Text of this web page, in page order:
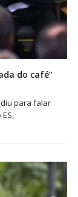
do café”
para falar